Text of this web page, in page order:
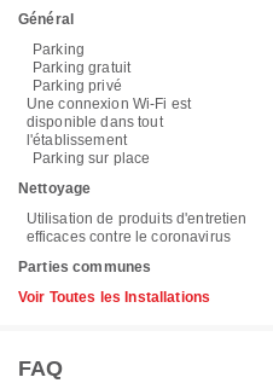
Général
Parking
Parking gratuit
Parking privé
Une connexion Wi-Fi est
disponible dans tout
l'établissement
Parking sur place
Nettoyage
Utilisation de produits d'entretien
efficaces contre le coronavirus
Parties communes
Voir Toutes les Installations
FAQ